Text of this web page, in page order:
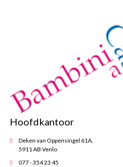
Hoofdkantoor
Deken van Oppensingel 61A,
5911 AB Venlo
077 - 354 23 45